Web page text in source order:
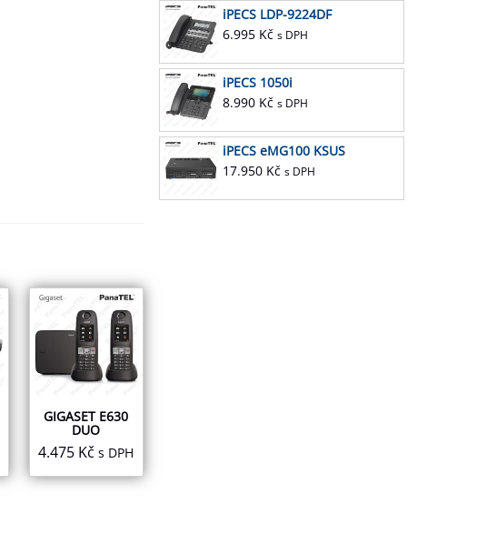
GIGASET E630
DUO
4.475 Kč s DPH
iPECS LDP-9224DF
6.995 Kč s DPH
iPECS 1050i
8.990 Kč s DPH
iPECS eMG100 KSUS
17.950 Kč s DPH